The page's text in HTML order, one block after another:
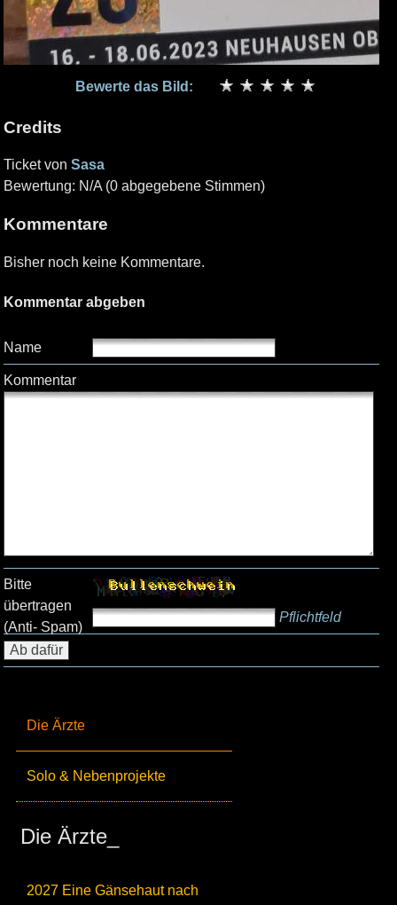
Die Ärzte
Solo & Nebenprojekte
Die Ärzte_
2027 Eine Gänsehaut nach
Bewerte das Bild:
Credits
Ticket von Sasa
Bewertung: N/A (0 abgegebene Stimmen)
Kommentare
Bisher noch keine Kommentare.
Kommentar abgeben
Name
Kommentar
Bitte
übertragen
(Anti- Spam)
Pflichtfeld